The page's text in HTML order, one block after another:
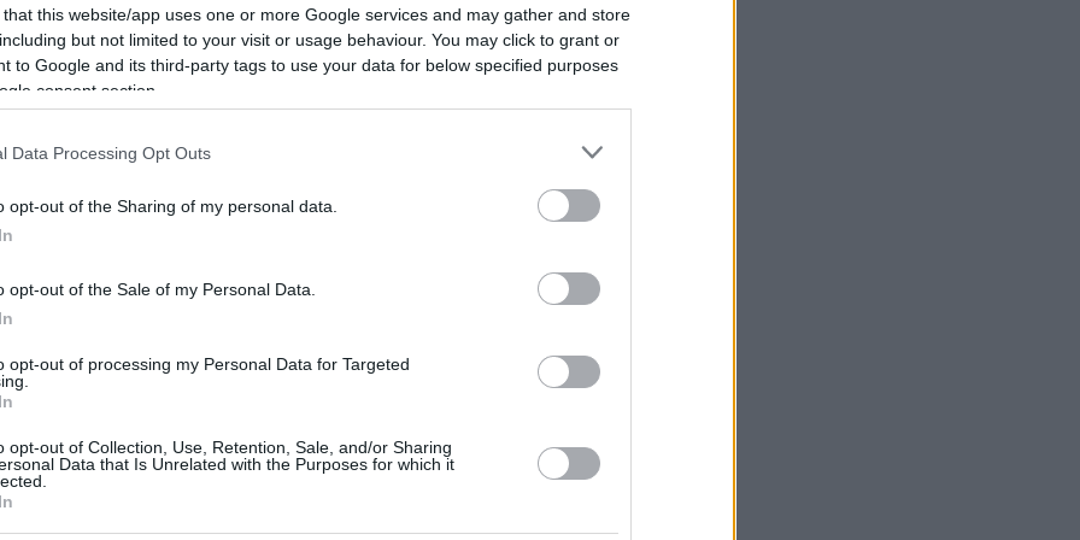
that this website/app uses one or more Google services and may gather and store
but not limited to your visit or usage behaviour. You may click to grant or
to Google and its third-party tags to use your data for below specified purposes
consent section.
Data Processing Opt Outs
opt-out of the Sharing of my personal data.
opt-out of the Sale of my Personal Data.
opt-out of processing my Personal Data for Targeted
opt-out of Collection, Use, Retention, Sale, and/or Sharing
Data that Is Unrelated with the Purposes for which it
έλαια επενεργεί τονωτικά στην ερωτική
αρώματα είναι οι καλύτερες επιλογές;
περιστατικά δηλητηριάσεων
από «αφροδισιακό μέλι» -
παράνομα και από την
είναι να σαν παίρνουν μαζί πολλά χάπια για
2
αφροδισιακά που
τις επιδόσεις